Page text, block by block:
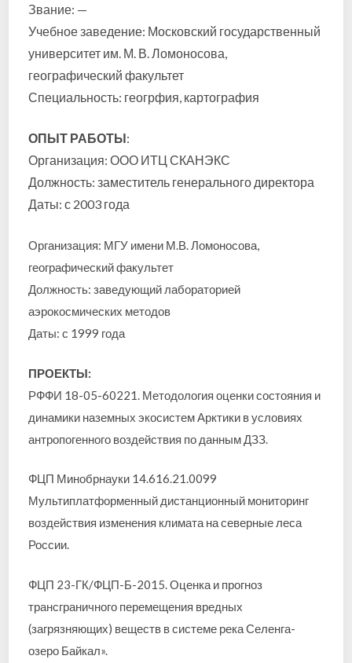
Звание: —
Учебное заведение: Московский государственный
университет им. М. В. Ломоносова,
географический факультет
Специальность: геогрфия, картография
ОПЫТ РАБОТЫ:
Организация: ООО ИТЦ СКАНЭКС
Должность: заместитель генерального директора
Даты: с 2003 года
Организация: МГУ имени М.В. Ломоносова,
географический факультет
Должность: заведующий лабораторией
аэрокосмических методов
Даты: с 1999 года
ПРОЕКТЫ:
РФФИ 18-05-60221. Методология оценки состояния и
динамики наземных экосистем Арктики в условиях
антропогенного воздействия по данным ДЗЗ.
ФЦП Минобрнауки 14.616.21.0099
Мультиплатформенный дистанционный мониторинг
воздействия изменения климата на северные леса
России.
ФЦП 23-ГК/ФЦП-Б-2015. Оценка и прогноз
трансграничного перемещения вредных
(загрязняющих) веществ в системе река Селенга-
озеро Байкал».